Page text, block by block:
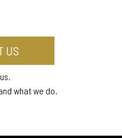
US
what we do.